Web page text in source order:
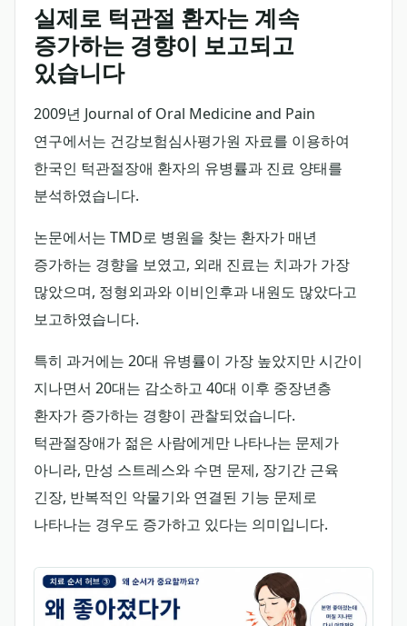
실제로 턱관절 환자는 계속
증가하는 경향이 보고되고
있습니다
2009년 Journal of Oral Medicine and Pain
연구에서는 건강보험심사평가원 자료를 이용하여
한국인 턱관절장애 환자의 유병률과 진료 양태를
분석하였습니다.
논문에서는 TMD로 병원을 찾는 환자가 매년
증가하는 경향을 보였고, 외래 진료는 치과가 가장
많았으며, 정형외과와 이비인후과 내원도 많았다고
보고하였습니다.
특히 과거에는 20대 유병률이 가장 높았지만 시간이
지나면서 20대는 감소하고 40대 이후 중장년층
환자가 증가하는 경향이 관찰되었습니다.
턱관절장애가 젊은 사람에게만 나타나는 문제가
아니라, 만성 스트레스와 수면 문제, 장기간 근육
긴장, 반복적인 악물기와 연결된 기능 문제로
나타나는 경우도 증가하고 있다는 의미입니다.